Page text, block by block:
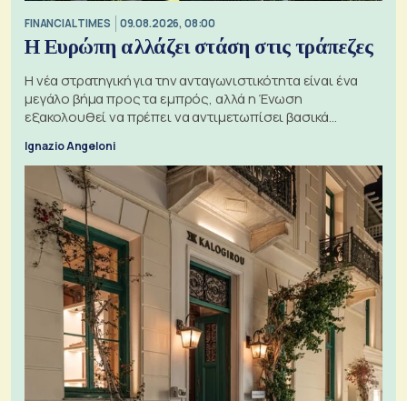
FINANCIAL TIMES 09.08.2026, 08:00
Η Ευρώπη αλλάζει στάση στις τράπεζες
Η νέα στρατηγική για την ανταγωνιστικότητα είναι ένα
μεγάλο βήμα προς τα εμπρός, αλλά η Ένωση
εξακολουθεί να πρέπει να αντιμετωπίσει βασικά
Ignazio Angeloni